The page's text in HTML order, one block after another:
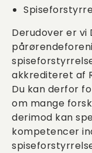
Derudover er
akkrediteret af
Du kan derfor
om mange
derimod kan
kompetencer